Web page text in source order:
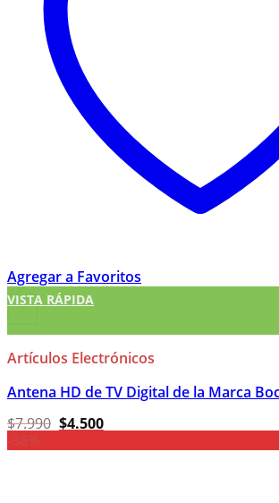
Agregar a Favoritos
+
VISTA RÁPIDA
Artículos Electrónicos
Antena HD de TV Digital de la Marca
$7.990 El
precio
original
$4.500El
precio
actual